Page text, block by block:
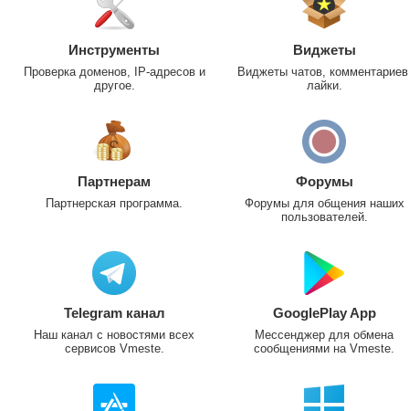
Инструменты
Проверка доменов, IP-адресов и
другое.
Виджеты
Виджеты чатов,
лайки.
Партнерам
Партнерская программа.
Форумы
Форумы для общения наших
пользователей.
Telegram канал
Наш канал с новостями всех
сервисов Vmeste.
GooglePlay App
Мессенджер для обмена
сообщениями на Vmeste.